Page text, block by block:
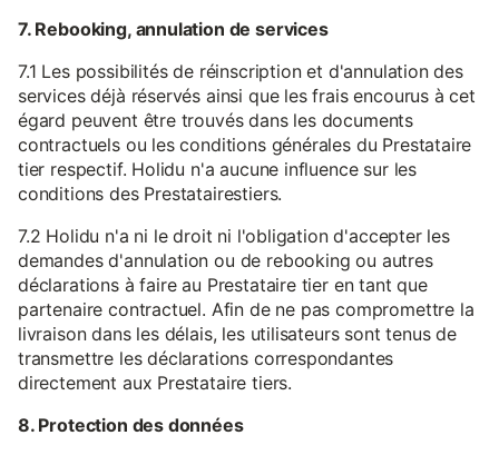
7. Rebooking, annulation de services
7.1 Les possibilités de réinscription et d'annulation des
services déjà réservés ainsi que les frais encourus à cet
égard peuvent être trouvés dans les documents
contractuels ou les conditions générales du Prestataire
tier respectif. Holidu n'a aucune influence sur les
conditions des Prestatairestiers.
7.2 Holidu n'a ni le droit ni l'obligation d'accepter les
demandes d'annulation ou de rebooking ou autres
déclarations à faire au Prestataire tier en tant que
partenaire contractuel. Afin de ne pas compromettre la
livraison dans les délais, les utilisateurs sont tenus de
transmettre les déclarations correspondantes
directement aux Prestataire tiers.
8. Protection des données